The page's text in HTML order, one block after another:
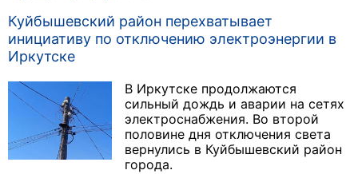
Куйбышевский район перехватывает
инициативу по отключению электроэнергии в
Иркутске
В Иркутске продолжаются
сильный дождь и аварии на сетях
электроснабжения. Во второй
половине дня отключения света
вернулись в Куйбышевский район
города.